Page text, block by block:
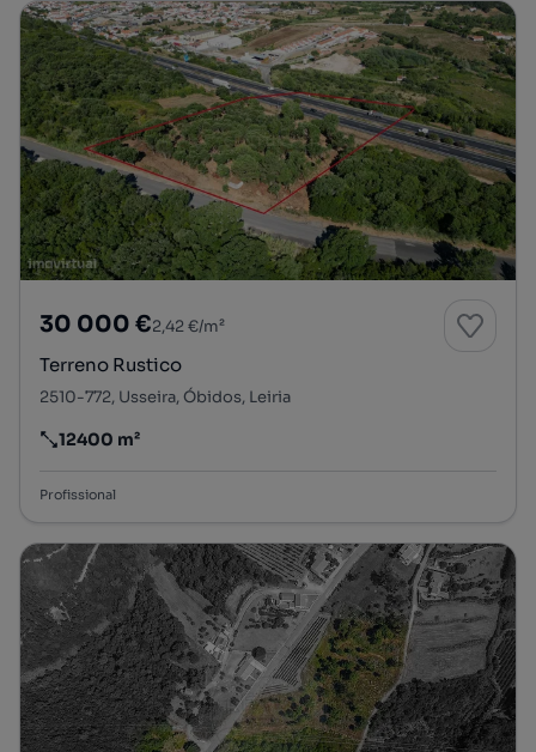
30 000 €2,42 €/m²
Terreno Rustico
2510-772, Usseira, Óbidos, Leiria
Preço por metro quadrado
12400 m²
Profissional